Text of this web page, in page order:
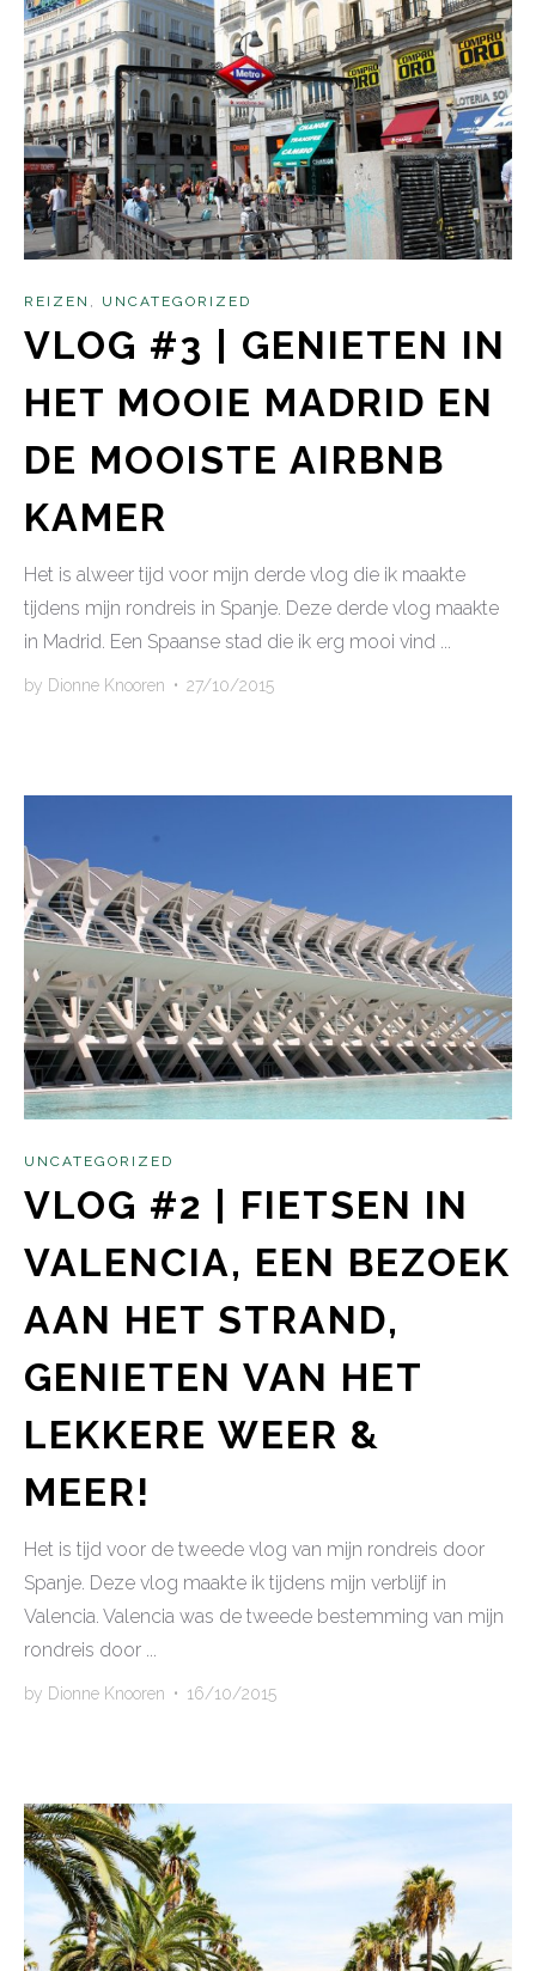
REIZEN UNCATEGORIZED
VLOG #3 | GENIETEN IN
HET MOOIE MADRID EN
DE MOOISTE AIRBNB
KAMER
Het is alweer tijd voor mijn derde vlog die ik maakte
tijdens mijn rondreis in Spanje. Deze derde vlog maakte
in Madrid. Een Spaanse stad die ik erg mooi vind ...
by Dionne Knooren • 27/10/2015
UNCATEGORIZED
VLOG #2 | FIETSEN IN
VALENCIA, EEN BEZOEK
AAN HET STRAND,
GENIETEN VAN HET
LEKKERE WEER &
MEER!
Het is tijd voor de tweede vlog van mijn rondreis door
Spanje. Deze vlog maakte ik tijdens mijn verblijf in
Valencia. Valencia was de tweede bestemming van mijn
rondreis door ...
by Dionne Knooren • 16/10/2015